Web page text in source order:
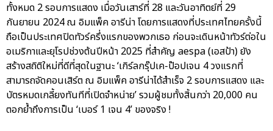
ทั้งหมด 2 รอบการแสดง เมื่อวันเสาร์ที่ 28 และวันอาทิตย์ที่ 29
กันยายน 2024 ณ อิมแพ็ค อารีน่า โดยการแสดงที่ประเทศไทยครั้งนี้
ถือเป็นประเทศปิดทัวร์ครึ่งแรกของพวกเธอ ก่อนจะเดินหน้าทัวร์ต่อใน
อเมริกาและยุโรปช่วงต้นปีหน้า 2025 ที่สำคัญ aespa (เอสป้า) ยัง
สร้างสถิติใหม่ที่ดีที่สุดในฐานะ ‘เกิร์ลกรุ๊ปเค-ป๊อปเจน 4 วงแรกที่
สามารถจัดคอนเสิร์ต ณ อิมแพ็ค อารีน่าได้สำเร็จ 2 รอบการแสดง และ
บัตรหมดเกลี้ยงทันทีที่เปิดจำหน่าย’ รวมผู้ชมทั้งสิ้นกว่า 20,000 คน
ตอกย้ำถึงการเป็น ‘เบอร์ 1 เจน 4’ ของจริง !